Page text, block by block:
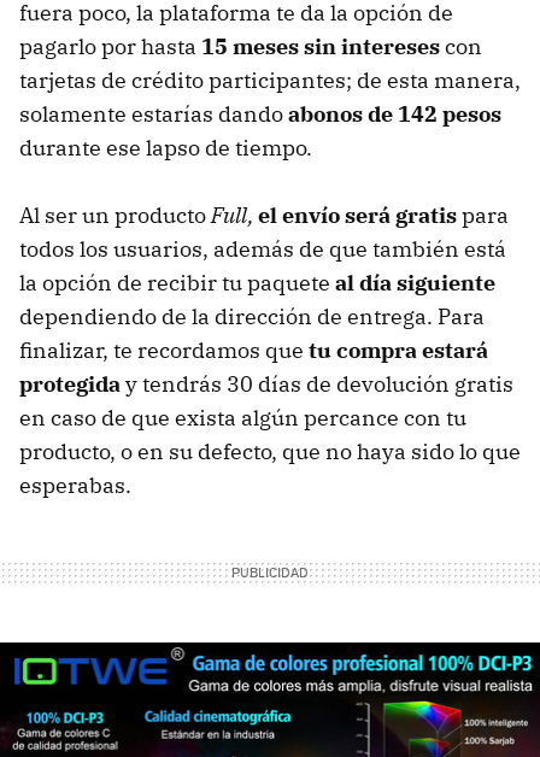
fuera poco, la plataforma te da la opción de
pagarlo por hasta 15 meses sin interesescon
tarjetas de crédito participantes; de esta manera,
solamente estarías dandoabonos de 142 pesos
durante ese lapso de tiempo.
Al ser un productoFull, el envío será gratispara
todos los usuarios, además de que también está
la opción de recibir tu paquete al día siguiente
dependiendo de la dirección de entrega. Para
finalizar, te recordamos que tu compra estará
protegiday tendrás 30 días de devolución gratis
en caso de que exista algún percance con tu
producto, o en su defecto, que no haya sido lo que
esperabas.